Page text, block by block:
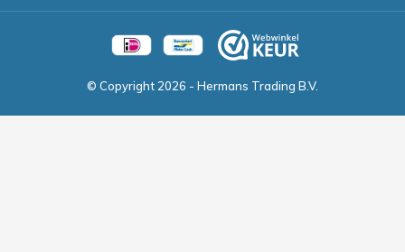
© Copyright 2026 - Hermans Trading B.V.